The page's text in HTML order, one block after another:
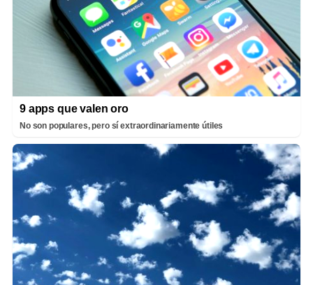
9 apps que valen oro
No son populares, pero sí extraordinariamente útiles